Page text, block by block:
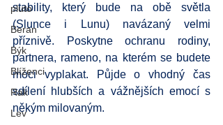
pluto
Beran
Býk
Blíženci
Rak
Lev
stability, který bude na obě světla
(Slunce i Lunu) navázaný velmi
příznivě. Poskytne ochranu rodiny,
partnera, rameno, na kterém se budete
moci vyplakat. Půjde o vhodný čas
sdílení hlubších a vážnějších emocí s
někým milovaným.